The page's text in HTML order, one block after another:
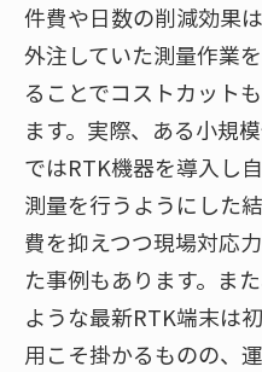
件費や日数の削減効果は
外注していた測量作業
ることでコストカット
ます。実際、ある小規
ではRTK機器を導入し
測量を行うようにした
費を抑えつつ現場対応
た事例もあります。ま
ような最新RTK端末は
用こそ掛かるものの、